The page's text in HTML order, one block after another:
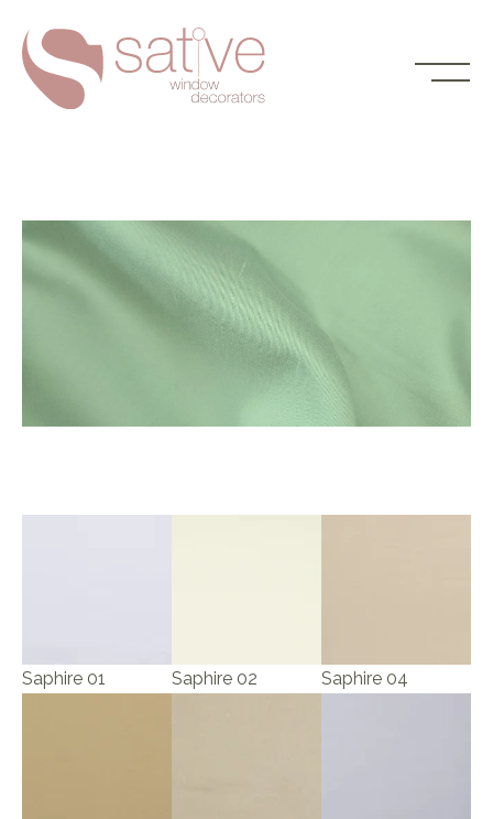
Saphire 01 Saphire 02 Saphire 04